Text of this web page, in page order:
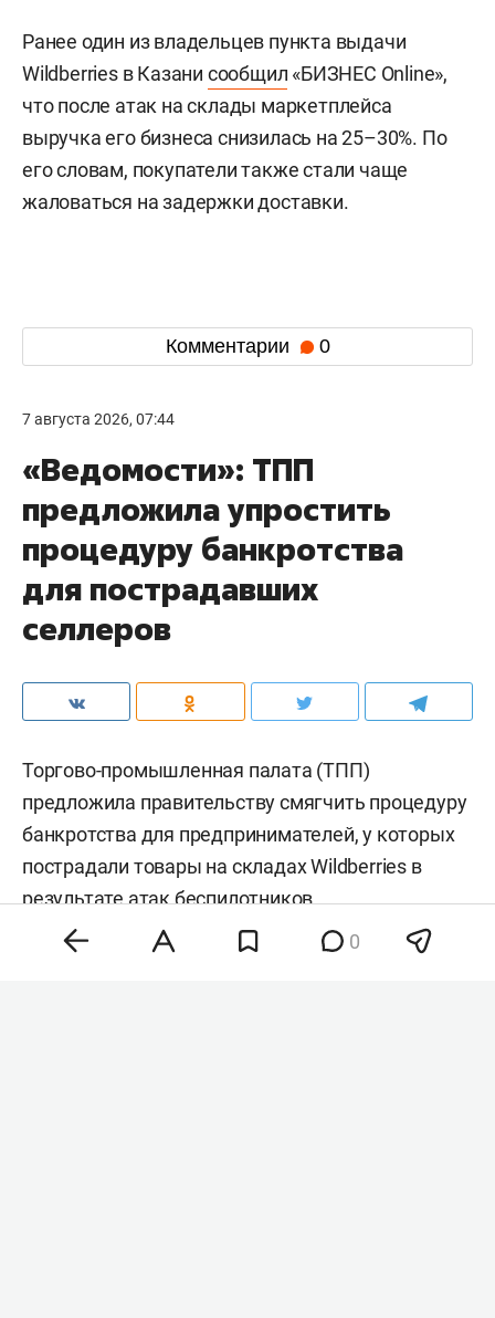
Ранее один из владельцев пункта выдачи
Wildberries в Казани сообщил «БИЗНЕС Online»,
что после атак на склады маркетплейса
выручка его бизнеса снизилась на 25–30%. По
его словам, покупатели также стали чаще
жаловаться на задержки доставки.
Комментарии 0
7 августа 2026, 07:44
«Ведомости»: ТПП
предложила упростить
процедуру банкротства
для пострадавших
селлеров
Торгово-промышленная палата (ТПП)
предложила правительству смягчить процедуру
банкротства для предпринимателей, у которых
пострадали товары на складах Wildberries в
результате атак беспилотников.
Соответствующие предложения направлены в
» со ссылкой на
0